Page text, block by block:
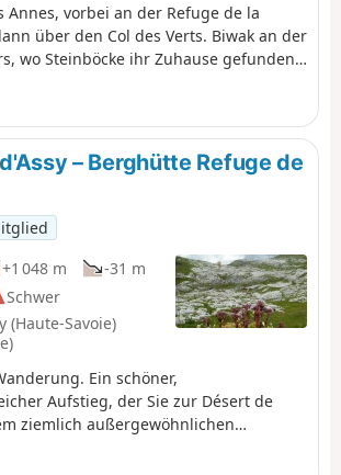
Annes, vorbei an der Refuge de la
über den Col des Verts. Biwak an der
wo Steinböcke ihr Zuhause gefunden
– Berghütte Refuge de
+1 048 m
-31 m
Schwer
(Haute-Savoie)
Ein schöner,
Aufstieg, der Sie zur Désert de
ziemlich außergewöhnlichen